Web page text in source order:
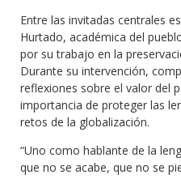
Entre las invitadas centrales
Hurtado, académica del
por su trabajo en la
Durante su intervención,
reflexiones sobre el valor del
importancia de proteger las
retos de la globalización.
“Uno como hablante de la
que no se acabe, que no se